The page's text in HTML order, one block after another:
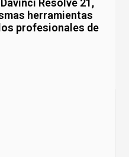
Resolve 21,
herramientas
profesionales de